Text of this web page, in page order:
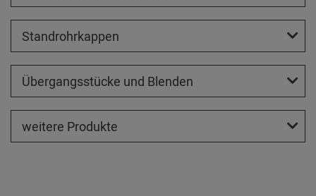
Standrohrkappen
Übergangsstücke und Blenden
weitere Produkte